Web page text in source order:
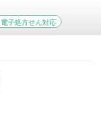
電子処方せん対応